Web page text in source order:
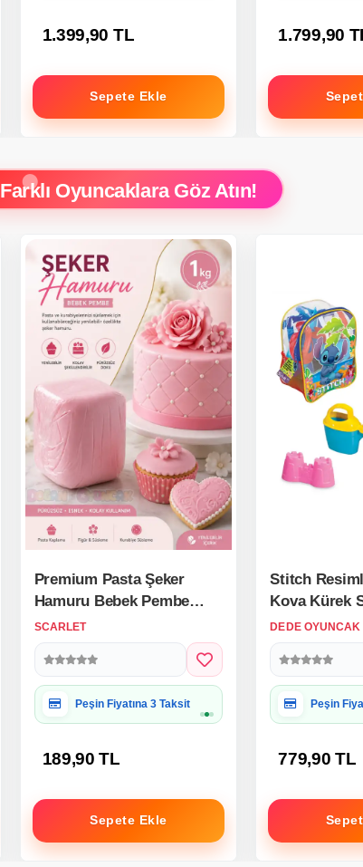
1.399,90 TL
Sepete Ekle
1.799,90
Farklı Oyuncaklara Göz Atın!
Premium Pasta Şeker
Hamuru Bebek Pembe
Renk 1 Kg.
SCARLET
Hediye Paketine Uygun
189,90 TL
Sepete Ekle
Stitch
Kova Kürek
DEDE OYUNCAK
Hediye
779,90 TL